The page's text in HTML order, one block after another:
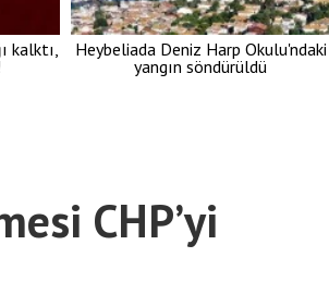
kalktı,
Heybeliada Deniz Harp Okulu'ndaki
yangın söndürüldü
CHP’yi